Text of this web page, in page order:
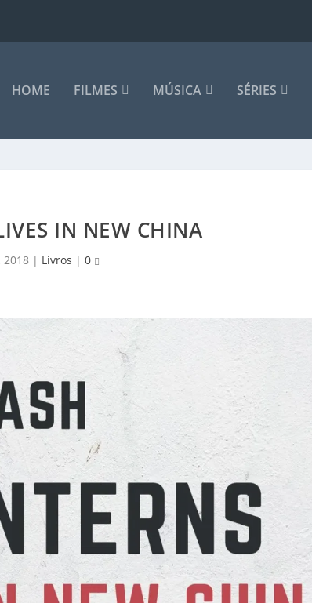
HOME FILMES MÚSICA SÉRIES
IN NEW CHINA
2018 | Livros |0